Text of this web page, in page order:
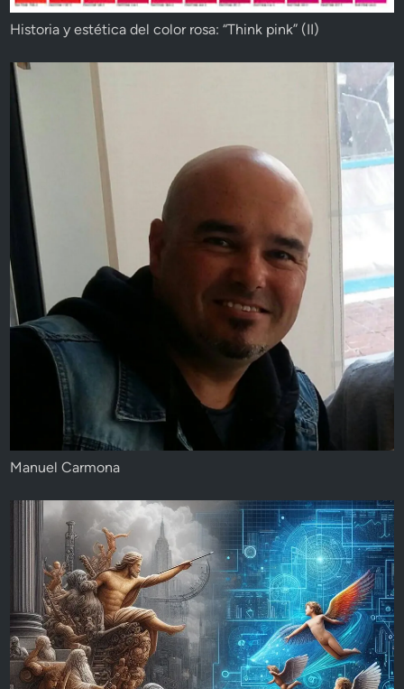
Historia y estética del color rosa: “Think pink” (II)
Manuel Carmona